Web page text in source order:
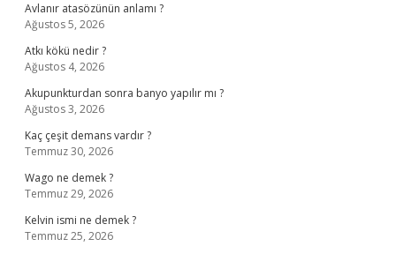
Avlanır atasözünün anlamı ?
Ağustos 5, 2026
Atkı kökü nedir ?
Ağustos 4, 2026
Akupunkturdan sonra banyo yapılır mı ?
Ağustos 3, 2026
Kaç çeşit demans vardır ?
Temmuz 30, 2026
Wago ne demek ?
Temmuz 29, 2026
Kelvin ismi ne demek ?
Temmuz 25, 2026